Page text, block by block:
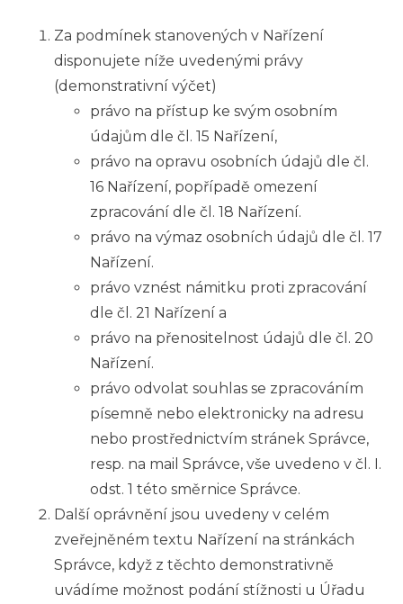
Za podmínek stanovených v Nařízení
disponujete níže uvedenými právy
(demonstrativní výčet)
právo na přístup ke svým osobním
údajům dle čl. 15 Nařízení,
právo na opravu osobních údajů dle čl.
16 Nařízení, popřípadě omezení
zpracování dle čl. 18 Nařízení.
právo na výmaz osobních údajů dle čl. 17
Nařízení.
právo vznést námitku proti zpracování
dle čl. 21 Nařízení a
právo na přenositelnost údajů dle čl. 20
Nařízení.
právo odvolat souhlas se zpracováním
písemně nebo elektronicky na adresu
nebo prostřednictvím stránek Správce,
resp. na mail Správce, vše uvedeno v čl. I.
odst. 1 této směrnice Správce.
Další oprávnění jsou uvedeny v celém
zveřejněném textu Nařízení na stránkách
Správce, když z těchto demonstrativně
uvádíme možnost podání stížnosti u Úřadu